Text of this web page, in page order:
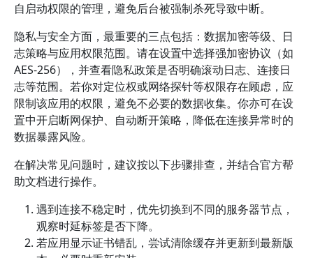
自启动权限的管理，避免后台被强制杀死导致中断。
隐私与安全方面，最重要的三点包括：数据加密等级、日
志策略与应用权限范围。请在设置中选择强加密协议（如
AES-256），并查看隐私政策是否明确滚动日志、连接日
志等范围。若你对定位权或网络探针等权限存在顾虑，应
限制该应用的权限，避免不必要的数据收集。你亦可在设
置中开启断网保护、自动断开策略，降低在连接异常时的
数据暴露风险。
在解决常见问题时，建议按以下步骤排查，并结合官方帮
助文档进行操作。
遇到连接不稳定时，优先切换到不同的服务器节点，
观察时延标签是否下降。
若应用显示证书错乱，尝试清除缓存并更新到最新版